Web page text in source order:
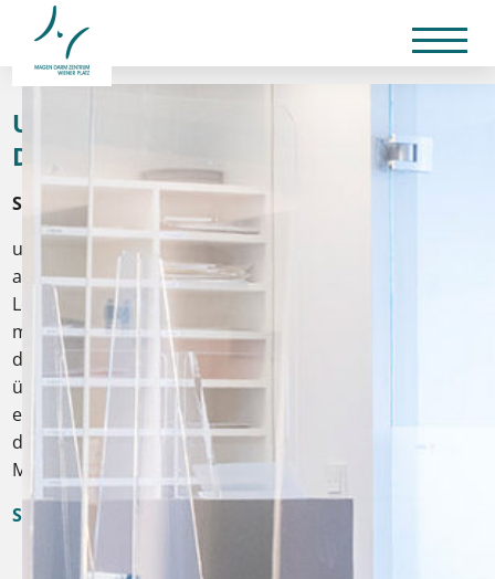
Unsere Wahlleistungen im Magen
Darm Zentrum
Sehr geehrte Patientin/Sehr geehrter Patient,
um Ihnen ein Maximum an medizinischer Betreuung
anbieten zu können haben wir uns entschlossen auch
Leistungen anzubieten, die diagnostisch und
medizinisch einen hohen Mehrwert bieten, jedoch von
den Krankenkassen aus Kostengründen nicht
übernommen werden. Für diese Wahlleistungen ist
eine Zuzahlung erforderlich. Genaue Informationen
dazu sowie die Höhe der Zuzahlungen erfahren Sie im
Magen Darm Zentrum.
Sprechen Sie uns einfach an!